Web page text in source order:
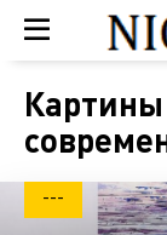
---